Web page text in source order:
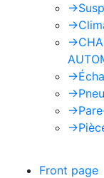
->
->
->
->
->
->
->
Front page